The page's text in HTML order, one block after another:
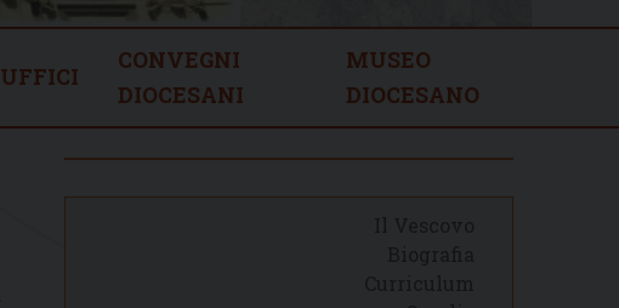
UFFICI
CONVEGNI
DIOCESANI
MUSEO
DIOCESANO